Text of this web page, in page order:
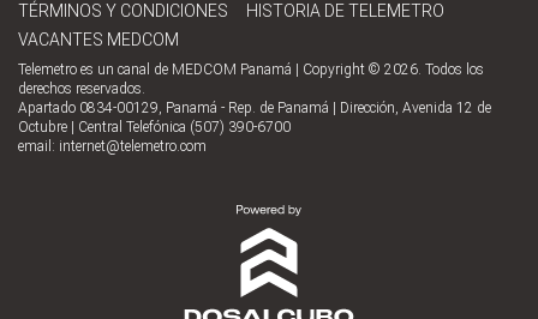
TÉRMINOS Y CONDICIONES
HISTORIA DE TELEMETRO
VACANTES MEDCOM
Telemetro es un canal de MEDCOM Panamá | Copyright © 2026. Todos los
derechos reservados.
Apartado 0834-00129, Panamá - Rep. de Panamá | Dirección, Avenida 12 de
Octubre | Central Telefónica (507) 390-6700
email: internet@telemetro.com